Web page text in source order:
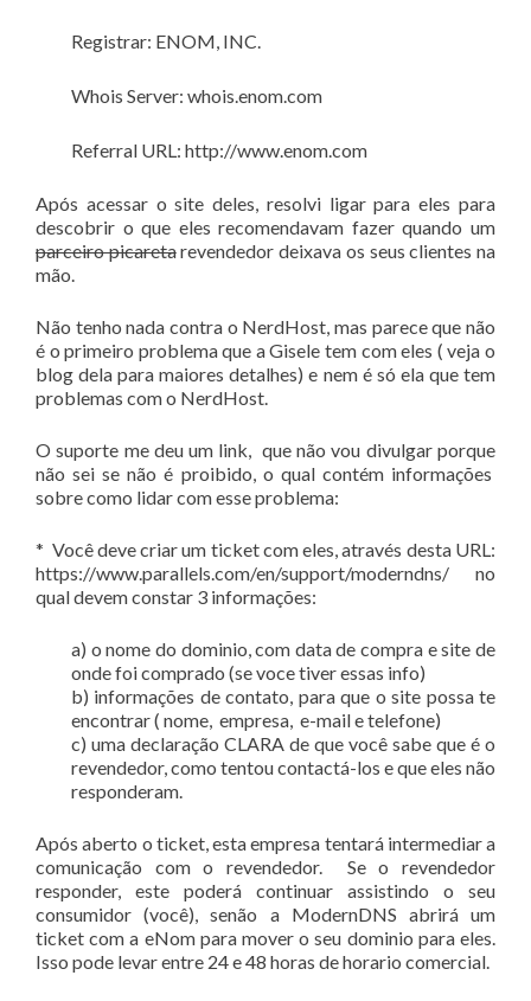
Registrar: ENOM, INC.
Whois Server: whois.enom.com
Referral URL: http://www.enom.com
Após acessar o site deles, resolvi ligar para eles para
descobrir o que eles recomendavam fazer quando um
parceiro picaretarevendedor deixava os seus clientes na
mão.
Não tenho nada contra o NerdHost, mas parece que não
é o primeiro problema que a Gisele tem com eles ( veja o
blog dela para maiores detalhes) e nem é só ela que tem
problemas com o NerdHost.
O suporte me deu um link, que não vou divulgar porque
não sei se não é proibido, o qual contém informações
sobre como lidar com esse problema:
* Você deve criar um ticket com eles, através desta URL:
https://www.parallels.com/en/support/moderndns/ no
qual devem constar 3 informações:
a) o nome do dominio, com data de compra e site de
onde foi comprado (se voce tiver essas info)
b) informações de contato, para que o site possa te
encontrar ( nome, empresa, e-mail e telefone)
c) uma declaração CLARA de que você sabe que é o
revendedor, como tentou contactá-los e que eles não
responderam.
Após aberto o ticket, esta empresa tentará intermediar a
comunicação com o revendedor. Se o revendedor
responder, este poderá continuar assistindo o seu
consumidor (você), senão a ModernDNS abrirá um
ticket com a eNom para mover o seu dominio para eles.
Isso pode levar entre 24 e 48 horas de horario comercial.